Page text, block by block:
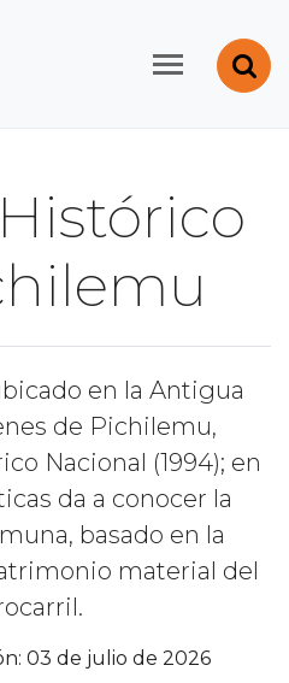
Museos
en la Antigua
de Pichilemu,
Nacional (1994); en
da a conocer la
basado en la
material del
03 de julio de 2026